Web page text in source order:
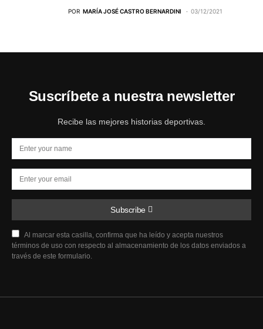
POR MARÍA JOSÉ CASTRO BERNARDINI 03/12/2021
Suscríbete a nuestra newsletter
Recibe las mejores historias deportivas.
Subscribe
Al marcar esta casilla, confirma que ha leído y acepta nuestros
términos de uso con respecto al almacenamiento de los datos enviados a
través de este formulario.